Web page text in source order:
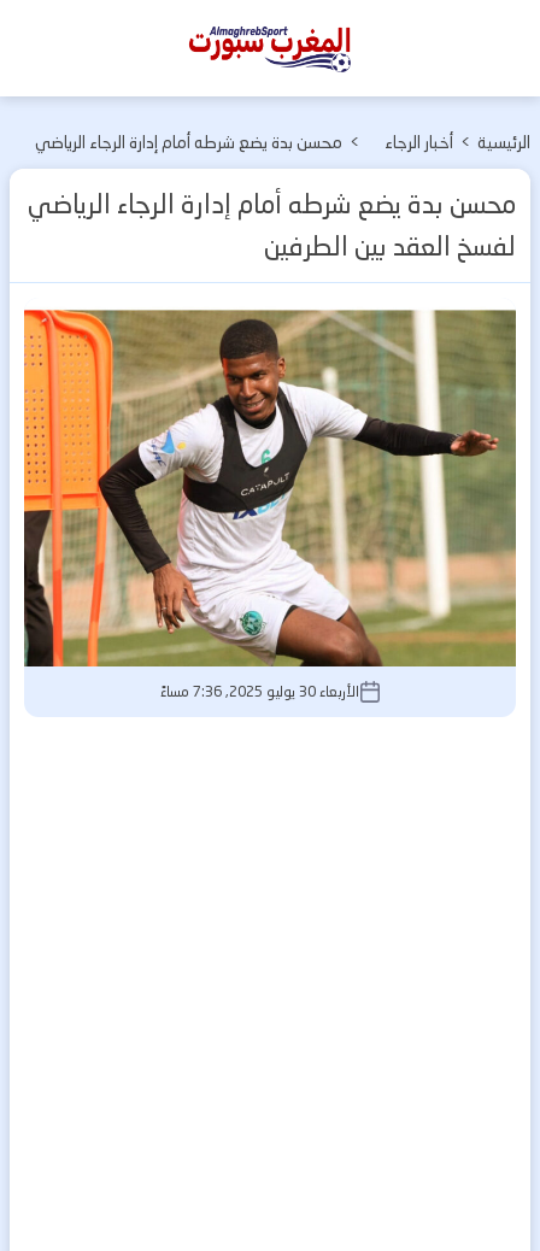
المغرب
الرئيسية > أخبار الرجاء
> محسن بدة يضع شرطه أمام إدارة الرجاء الرياضي
لفسخ العقد بين الطرفين
محسن بدة يضع شرطه أمام إدارة الرجاء الرياضي
لفسخ العقد بين الطرفين
الأربعاء 30 يوليو 2025, 7:36 مساءً